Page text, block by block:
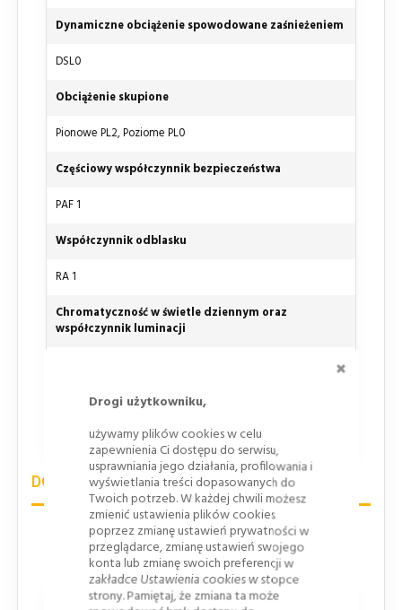
Drogi użytkowniku,
używamy plików cookies w celu
zapewnienia Ci dostępu do serwisu,
usprawniania jego działania, profilowania i
wyświetlania treści dopasowanych do
Twoich potrzeb. W każdej chwili możesz
zmienić ustawienia plików cookies
poprzez zmianę ustawień prywatności w
przeglądarce, zmianę ustawień swojego
konta lub zmianę swoich preferencji w
zakładce Ustawienia cookies w stopce
strony. Pamiętaj, że zmiana ta może
Dynamiczne obciążenie spowodowane zaśnieżeniem
DSL0
Obciążenie skupione
Pionowe PL2, Poziome PL0
Częściowy współczynnik bezpieczeństwa
PAF 1
Współczynnik odblasku
RA 1
Chromatyczność w świetle dziennym oraz
współczynnik luminacji
Odporność na korozję
SP1, Stal, powlekana ogniowo i lakierowana
DOBÓR WIELKOŚCI ZNAKÓW DROGOWYCH
Skrócone zasady doboru wielkości znaków w zależności
od rodzaju drogi i usytuowania znaku w tabeli poniżej:
Grupa wielkości znaku